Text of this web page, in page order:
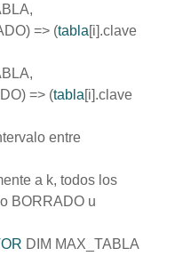
=> (tabla[i].clave
=> (tabla[i].clave
entre
a k, todos los
BORRADO u
DIM MAX_TABLA